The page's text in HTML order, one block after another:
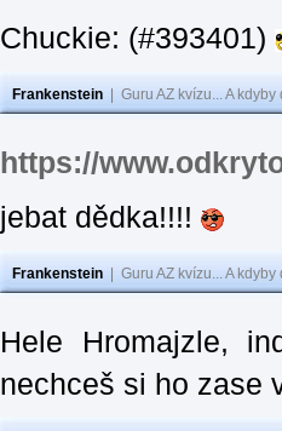
Chuckie: (#393401)
Frankenstein Guru AZ kvízu... A
https://
jebat dědka!!!!
Frankenstein Guru AZ kvízu... A
Hele Hromajzle,
nechceš si ho zase